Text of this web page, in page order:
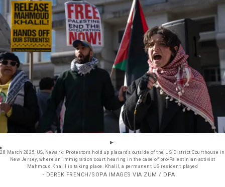
28 March 2025, US, Newark: Protestors hold up placards outside of the US District Courthouse in
New Jersey, where an immigration court hearing in the case of pro-Palestinian activist
Mahmoud Khalil is taking place. Khalil, a permanent US resident, played
- DEREK FRENCH/SOPA IMAGES VIA ZUM / DPA